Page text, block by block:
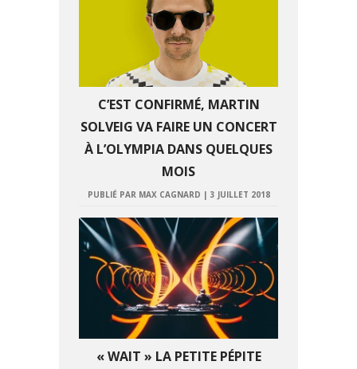
C’EST CONFIRMÉ, MARTIN
SOLVEIG VA FAIRE UN CONCERT
À L’OLYMPIA DANS QUELQUES
MOIS
PUBLIÉ PAR MAX CAGNARD | 3 JUILLET 2018
« WAIT » LA PETITE PÉPITE